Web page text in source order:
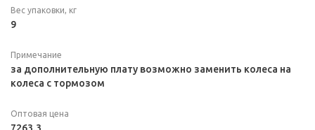
Вес упаковки, кг
9
Примечание
за дополнительную плату возможно заменить колеса на
колеса с тормозом
Оптовая цена